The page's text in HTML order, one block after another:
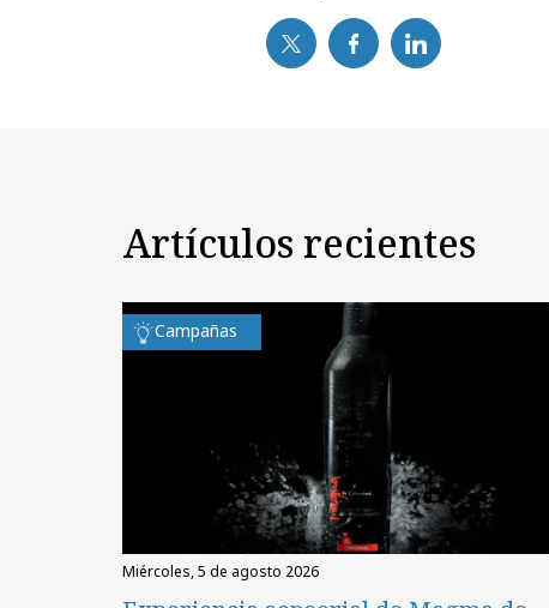
Artículos recientes
Campañas
miércoles, 5 de agosto 2026